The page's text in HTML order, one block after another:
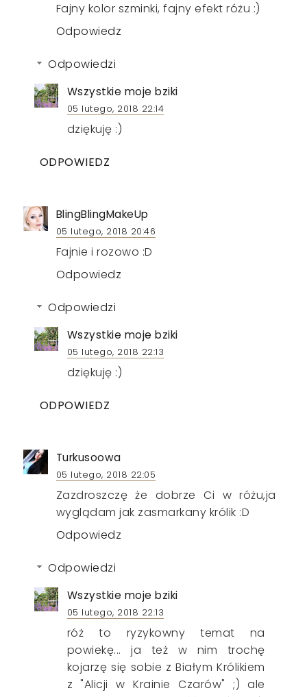
Fajny kolor szminki, fajny efekt różu :)
Odpowiedz
Odpowiedzi
Wszystkie moje bziki
05 lutego, 2018 22:14
dziękuję :)
ODPOWIEDZ
BlingBlingMakeUp
05 lutego, 2018 20:46
Fajnie i rozowo :D
Odpowiedz
Odpowiedzi
Wszystkie moje bziki
05 lutego, 2018 22:13
dziękuję :)
ODPOWIEDZ
Turkusoowa
05 lutego, 2018 22:05
Zazdroszczę że dobrze Ci w różu,ja
wyglądam jak zasmarkany królik :D
Odpowiedz
Odpowiedzi
Wszystkie moje bziki
05 lutego, 2018 22:13
róż to ryzykowny temat na
powiekę... ja też w nim trochę
kojarzę się sobie z Białym Królikiem
z "Alicji w Krainie Czarów" ;) ale